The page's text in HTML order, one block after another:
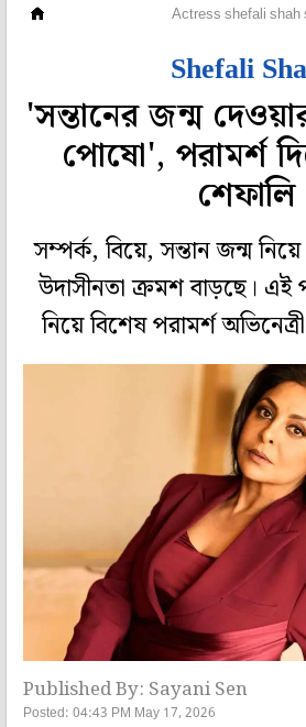
Actress shefali shah
Shefali
'সন্তানের জন্ম
পোষো', পরামর্শ
শেফালি
সম্পর্ক, বিয়ে, সন্তান জন্ম
উদাসীনতা ক্রমশ বাড়ছে। এই
নিয়ে বিশেষ পরামর্শ
Published By: Sayani Sen
Posted: 04:43 PM May 17, 2026